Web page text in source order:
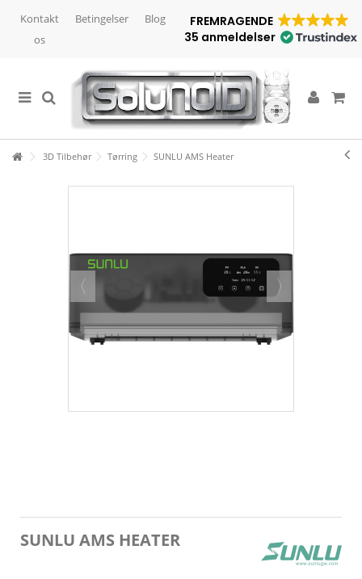
Betingelser Blog
Kontakt
os
FREMRAGENDE
35 anmeldelser
3D Tilbehør Tørring SUNLU AMS Heater
SUNLU AMS HEATER